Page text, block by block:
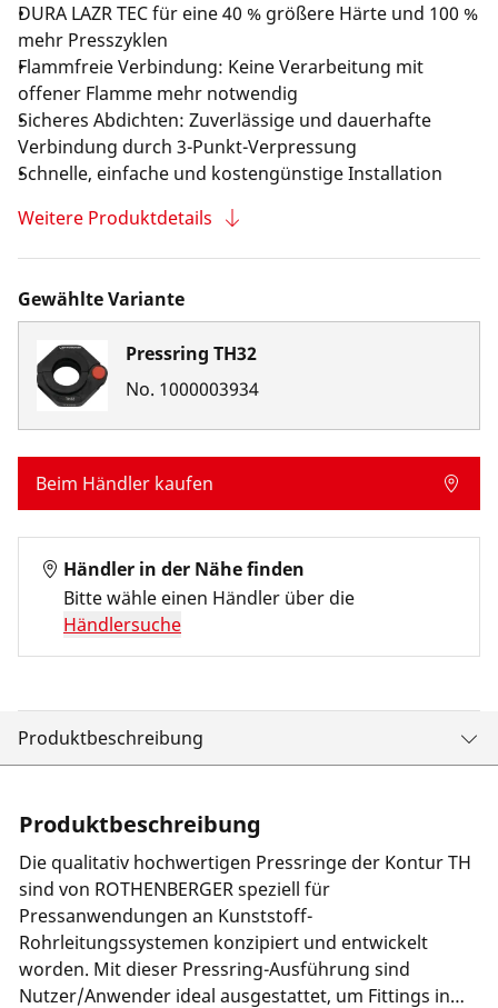
DURA LAZR TEC für eine 40 % größere Härte und 100 %
mehr Presszyklen
Flammfreie Verbindung: Keine Verarbeitung mit
offener Flamme mehr notwendig
Sicheres Abdichten: Zuverlässige und dauerhafte
Verbindung durch 3-Punkt-Verpressung
Schnelle, einfache und kostengünstige Installation
Weitere Produktdetails
Gewählte Variante
Pressring TH32
No. 1000003934
Beim Händler kaufen
Händler in der Nähe finden
Bitte wähle einen Händler über die
Händlersuche
Produktbeschreibung
Produktbeschreibung
Die qualitativ hochwertigen Pressringe der Kontur TH
sind von ROTHENBERGER speziell für
Pressanwendungen an Kunststoff-
Rohrleitungssystemen konzipiert und entwickelt
worden. Mit dieser Pressring-Ausführung sind
Nutzer/Anwender ideal ausgestattet, um Fittings in